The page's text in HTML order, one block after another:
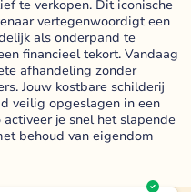
te verkopen. Dit iconische
vertegenwoordigt een
als onderpand te
financieel tekort. Vandaag
afhandeling zonder
Jouw kostbare schilderij
veilig opgeslagen in een
je snel het slapende
behoud van eigendom